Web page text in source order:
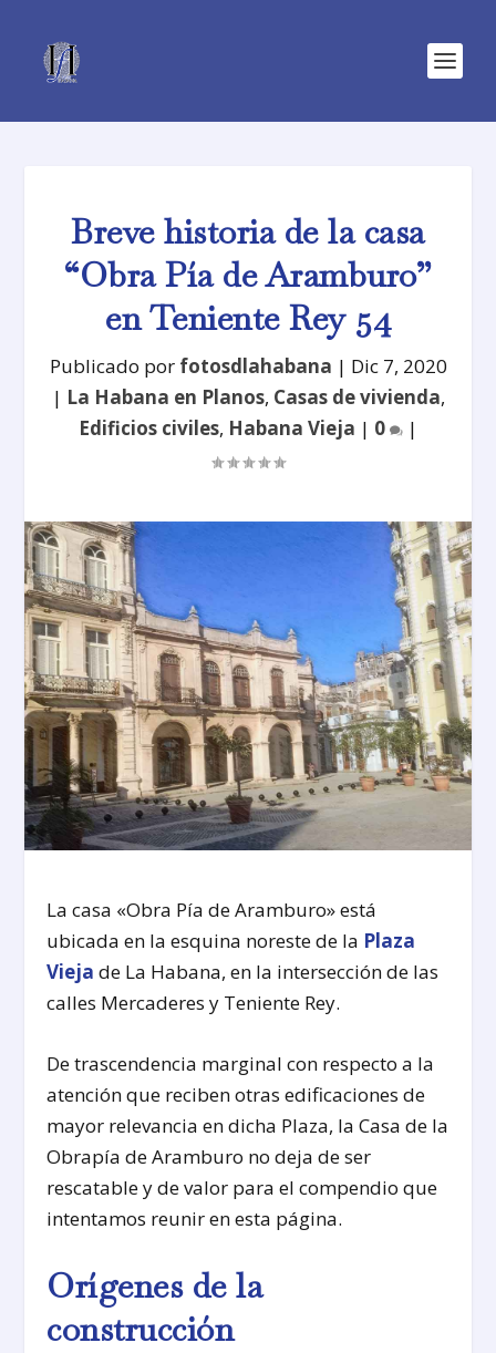
Breve historia de la casa
“Obra Pía de Aramburo”
en Teniente Rey 54
Publicado por fotosdlahabana | Dic 7, 2020
| La Habana en Planos, Casas de vivienda,
Edificios civiles, Habana Vieja | 0 |
La casa «Obra Pía de Aramburo» está
ubicada en la esquina noreste de la Plaza
Vieja de La Habana, en la intersección de las
calles Mercaderes y Teniente Rey.
De trascendencia marginal con respecto a la
atención que reciben otras edificaciones de
mayor relevancia en dicha Plaza, la Casa de la
Obrapía de Aramburo no deja de ser
rescatable y de valor para el compendio que
intentamos reunir en esta página.
Orígenes de la
construcción